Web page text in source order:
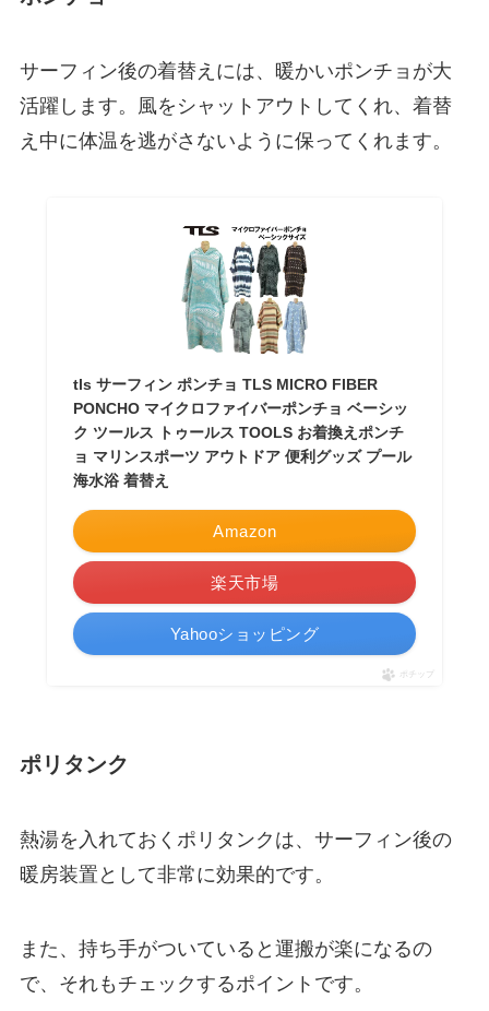
サーフィン後の着替えには、暖かいポンチョが大
活躍します。風をシャットアウトしてくれ、着替
え中に体温を逃がさないように保ってくれます。
tls サーフィン ポンチョ TLS MICRO FIBER
PONCHO マイクロファイバーポンチョ ベーシッ
ク ツールス トゥールス TOOLS お着換えポンチ
ョ マリンスポーツ アウトドア 便利グッズ プール
海水浴 着替え
Amazon
楽天市場
Yahooショッピング
ポチップ
ポリタンク
熱湯を入れておくポリタンクは、サーフィン後の
暖房装置として非常に効果的です。
また、持ち手がついていると運搬が楽になるの
で、それもチェックするポイントです。